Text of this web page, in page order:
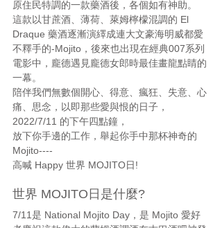
原住民特調的一款藥酒後，各個如有神助。
這款以甘蔗酒、薄荷、萊姆檸檬混調的 El
Draque 藥酒逐漸演繹成連大文豪海明威都愛
不釋手的-Mojito，後來也出現在經典007系列
電影中，龐德遇見龐德女郎時最佳畫龍點睛的
一幕。
陪伴我們無數個開心、得意、瘋狂、失意、心
痛、思念，以即那些愛與恨的日子，
2022/7/11 的下午四點鐘，
放下你手邊的工作，舉起你手中那杯神奇的
Mojito----
高喊 Happy 世界 MOJITO日!
世界 MOJITO日是什麼?
7/11是 National Mojito Day，是 Mojito 愛好